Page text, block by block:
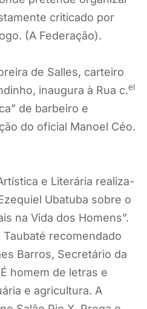
criticado por
(A Federação).
de Salles, carteiro
inaugura à Rua c.el
de barbeiro e
do oficial Manoel Céo.
e Literária realiza-
Ubatuba sobre o
na Vida dos Homens”.
recomendado
Barros, Secretário da
homem de letras e
e agricultura. A